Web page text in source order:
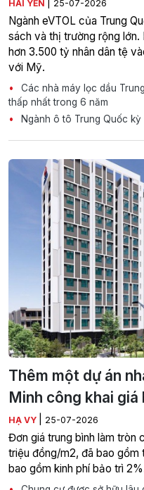
HẢI YẾN 25-07-2026
Ngành eVTOL của Trung
sách và thị trường rộng
hơn 3.500 tỷ nhân dân tệ
với Mỹ.
Các nhà máy lọc dầu
thấp nhất trong 6 năm
Ngành ô tô Trung Quốc
Thêm một dự án
Minh công khai giá
HẠ VY 25-07-2026
Đơn giá trung bình làm tròn
triệu đồng/m2, đã bao gồm
bao gồm kinh phí bảo trì